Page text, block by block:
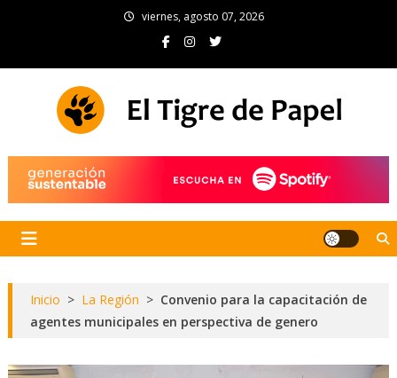
viernes, agosto 07, 2026
Inicio > La Región > Convenio para la capacitación de
agentes municipales en perspectiva de genero